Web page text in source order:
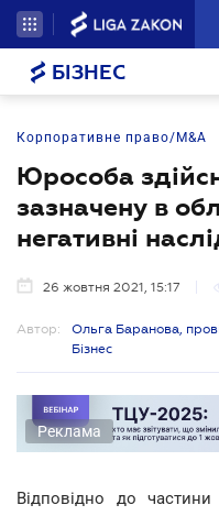
БІЗНЕС
Корпоративне право/M&A
Юрособа
зазначену в
негативні
26 жовтня 2021, 15:17
Автор:
Ольга Баранова,
Бізнес
Реклама
Відповідно до